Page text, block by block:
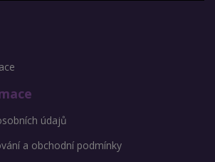
údajů
a obchodní podmínky